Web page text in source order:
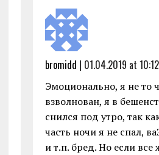
bromidd | 01.04.2019 at 10:12
Эмоционально, я не то
взволнован, я в
снился под утро, так
часть ночи я не спал,
и т.п. бред. Но если все